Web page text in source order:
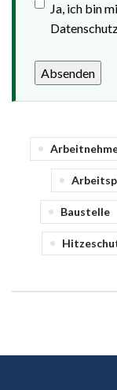
Ja, ich bin
Absenden
Baustelle